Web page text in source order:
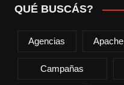
QUÉ BUSCÁS?
Agencias Apache
Campañas